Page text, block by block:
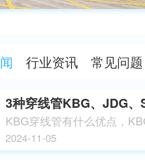
行业资讯 常见问题
3种穿线管KBG、JDG
2024-11-05